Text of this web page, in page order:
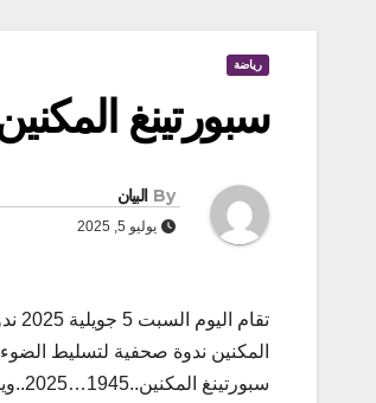
رياضة
سبورتينغ
By البيان
يوليو 5, 2025
المكنين ندوة صحفية لتسليط الضوء